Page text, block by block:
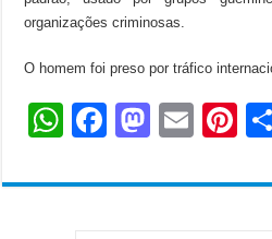
organizações criminosas.
O homem foi preso por tráfico
W
at
F
c
M
st
E
ail
Pi
er